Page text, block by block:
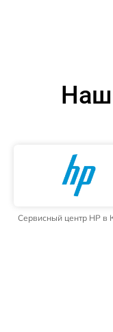
Сервисный центр HP в